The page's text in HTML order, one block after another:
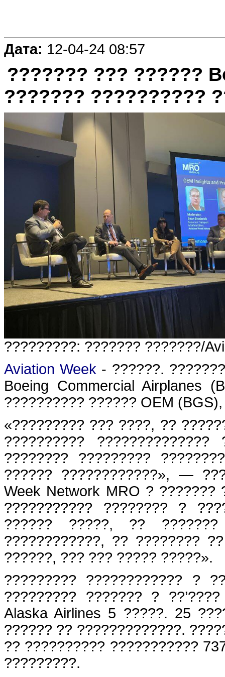
Дата: 12-04-24 08:57
??????? ??? ??????
??????? ??????????
?????????: ??????? ???????/
Aviation Week - ??????.
Boeing Commercial Airplanes
?????????? ?????? OEM
«????????? ??? ????, ??
??????????
???????? ?????????
?????? ????????????», —
Week Network MRO ? ???????
??????????? ???????? ?
?????? ?????, ??
????????????, ?? ????????
??????, ??? ??? ????? ?????».
????????? ???????????? ?
????????? ??????? ?
Alaska Airlines 5 ?????. 25
?????? ?? ?????????????.
?? ?????????? ???????????
?????????.